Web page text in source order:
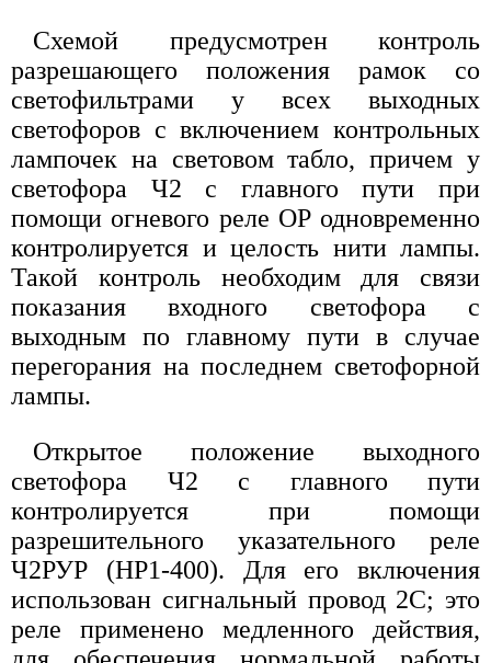
Схемой предусмотрен контроль
разрешающего положения рамок со
светофильтрами у всех выходных
светофоров с включением контрольных
лампочек на световом табло, причем у
светофора Ч2 с главного пути при
помощи огневого реле ОР одновременно
контролируется и целость нити лампы.
Такой контроль необходим для связи
показания входного светофора с
выходным по главному пути в случае
перегорания на последнем светофорной
лампы.
Открытое положение выходного
светофора Ч2 с главного пути
контролируется при помощи
разрешительного указательного реле
Ч2РУР (НР1-400). Для его включения
использован сигнальный провод 2С; это
реле применено медленного действия,